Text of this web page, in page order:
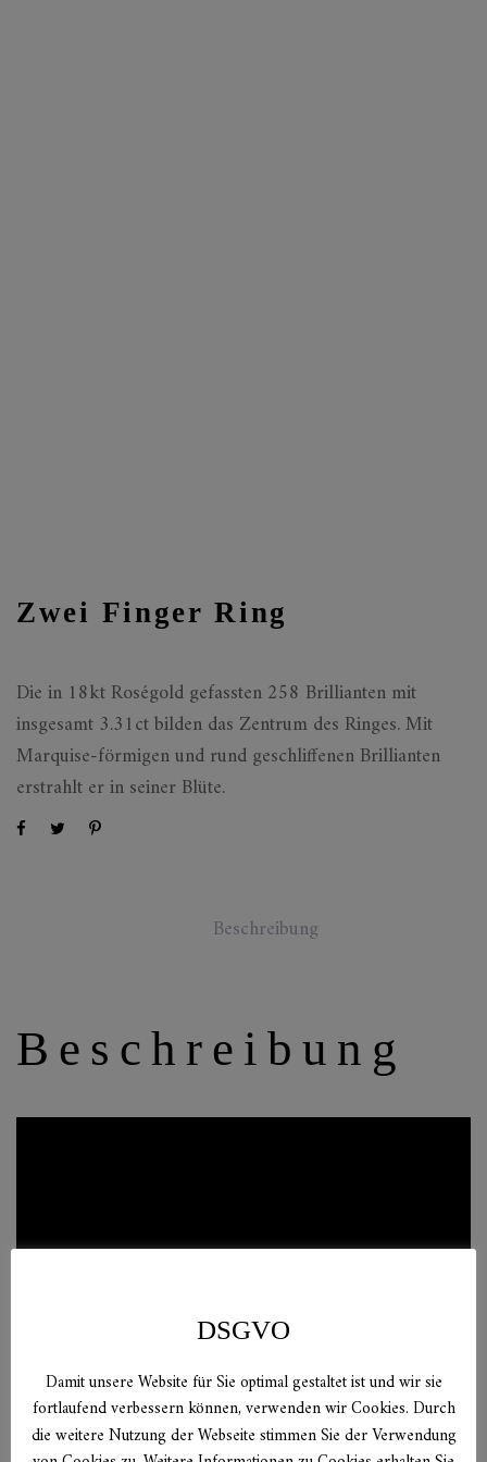
Zwei Finger Ring
Die in 18kt Roségold gefassten 258 Brillianten mit
insgesamt 3.31ct bilden das Zentrum des Ringes. Mit
Marquise-förmigen und rund geschliffenen Brillianten
erstrahlt er in seiner Blüte.
Beschreibung
Beschreibung
DSGVO
Damit unsere Website für Sie optimal gestaltet ist und wir sie
fortlaufend verbessern können, verwenden wir Cookies. Durch
die weitere Nutzung der Webseite stimmen Sie der Verwendung